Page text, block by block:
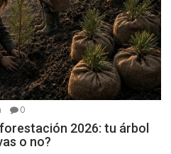
0
2026: tu árbol
o no?